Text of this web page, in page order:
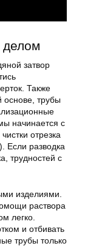
затвор
Также
основе, трубы
начинается с
отрезка
Если разводка
трудностей с
изделиями.
раствора
легко.
и отбивать
трубы только